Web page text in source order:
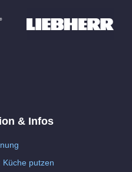
& Infos
Küche putzen